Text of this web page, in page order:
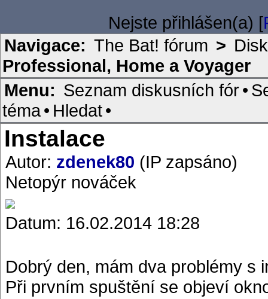
Nejste přihlášen(a) [
Navigace: The Bat! fórum >
Professional, Home a Voyager
Menu: Seznam diskusních fór•
téma• Hledat•
Instalace
Autor: zdenek80 (IP zapsáno)
Netopýr nováček
Datum: 16.02.2014 18:28
Dobrý den, mám dva problémy s
Při prvním spuštění se objeví